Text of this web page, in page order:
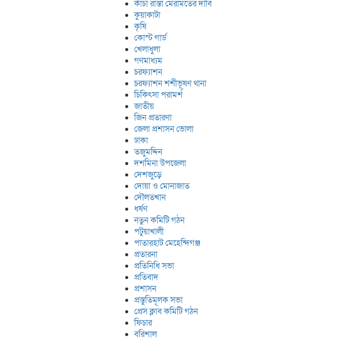
কাঁচা রাস্তা মেরামতের দাবি
কুয়াকাটা
কৃষি
কোস্ট গার্ড
খেলাধুলা
গণমাধ্যম
চরফ্যাশন
চরফ্যাশন শশীভূষণ থানা
চিকিৎসা পরামর্শ
জাতীয়
জিন প্রতারণা
জেলা প্রশাসন ভোলা
ঢাকা
তজুমদ্দিন
দশমিনা উপজেলা
দেশজুড়ে
দোয়া ও মোনাজাত
দৌলতখান
ধর্ষণ
নতুন কমিটি গঠন
পটুয়াখালী
পাতারহাট মেহেন্দিগঞ্জ
প্রতারনা
প্রতিনিধি সভা
প্রতিবাদ
প্রশাসন
প্রস্তুতিমূলক সভা
প্রেস ক্লাব কমিটি গঠন
ফিচার
বরিশাল